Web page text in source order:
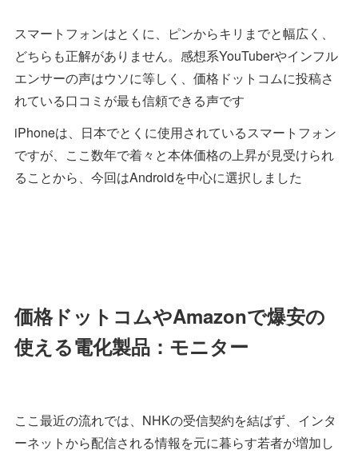
スマートフォンはとくに、ピンからキリまでと幅広く、
どちらも正解がありません。感想系YouTuberやインフル
エンサーの声はウソに等しく、価格ドットコムに投稿さ
れている口コミが最も信頼できる声です
iPhoneは、日本でとくに使用されているスマートフォン
ですが、ここ数年で着々と本体価格の上昇が見受けられ
ることから、今回はAndroidを中心に選択しました
価格ドットコムやAmazonで爆安の
使える電化製品：モニター
ここ最近の流れでは、NHKの受信契約を結ばず、インタ
ーネットから配信される情報を元に暮らす若者が増加し